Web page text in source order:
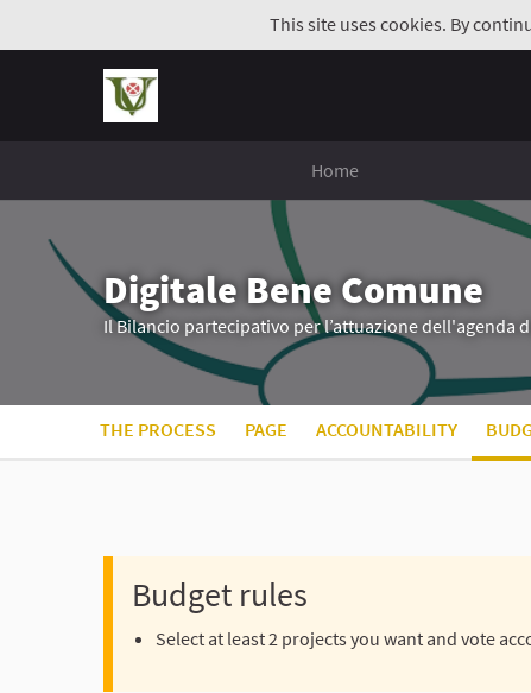
This site uses cookies. By
Home
Digitale Bene Comune
Il Bilancio partecipativo per l’attuazione dell'agenda
THE PROCESS PAGE ACCOUNTABILITY
Budget rules
Select at least 2 projects you want and vote